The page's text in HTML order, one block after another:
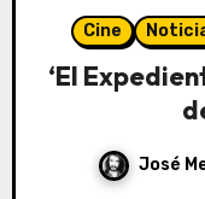
Cine
‘El
José